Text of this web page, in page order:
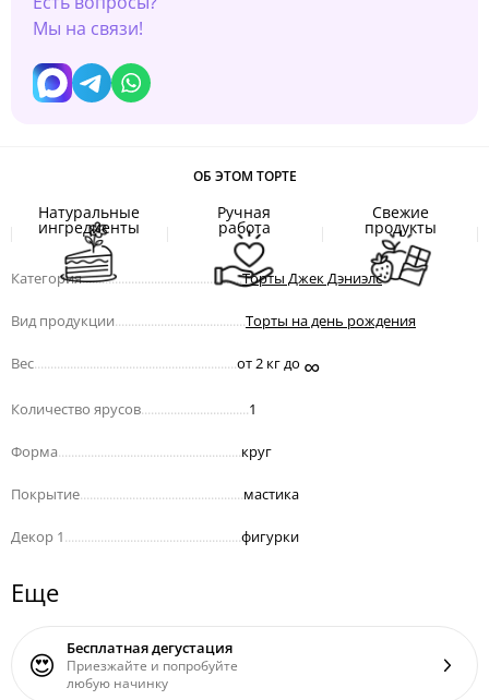
Мы на связи!
ОБ ЭТОМ ТОРТЕ
Натуральные
ингредиенты
Ручная
работа
Свежие
продукты
Категория.................................................Торты Джек Дэниэлс
Вид продукции Торты на день рождения
Вес от 2 кг до ∞
Количество ярусов 1
Форма круг
Покрытие мастика
Декор 1 фигурки
Еще
😍 Бесплатная дегустация
Приезжайте и попробуйте
любую начинку